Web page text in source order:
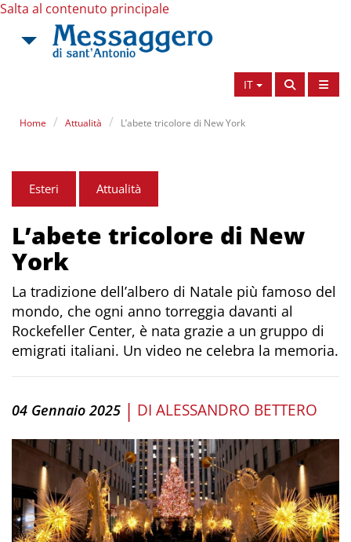
Salta al contenuto principale
IT
Home Attualità L’abete tricolore di New York
Esteri Attualità
L’abete tricolore di New
York
La tradizione dell’albero di Natale più famoso del
mondo, che ogni anno torreggia davanti al
Rockefeller Center, è nata grazie a un gruppo di
emigrati italiani. Un video ne celebra la memoria.
04 Gennaio 2025 | DI ALESSANDRO BETTERO